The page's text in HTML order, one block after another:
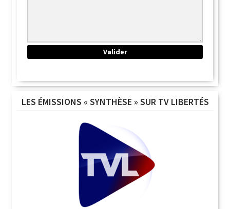
LES ÉMISSIONS « SYNTHÈSE » SUR TV LIBERTÉS